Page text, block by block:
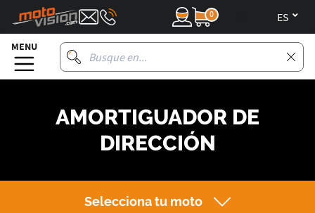
0
MENU
AMORTIGUADOR DE
DIRECCIÓN
Selecciona tu moto